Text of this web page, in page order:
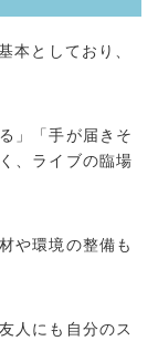
本としており、
」「手が届きそ
、ライブの臨場
や環境の整備も
人にも自分のス